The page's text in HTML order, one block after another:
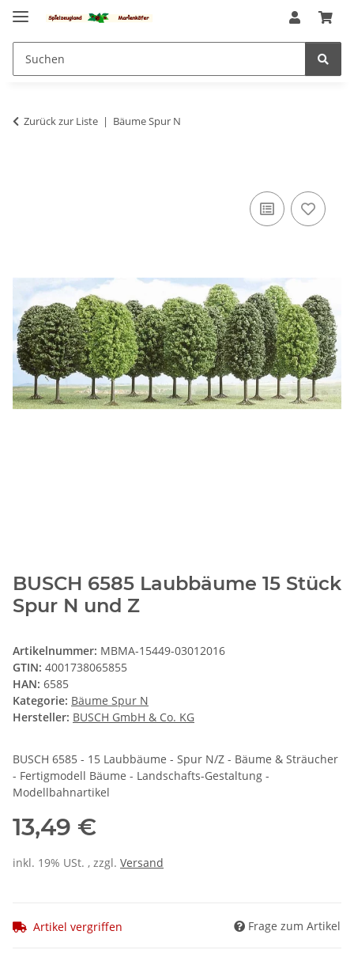
Zurück zur Liste Bäume Spur N
BUSCH 6585 Laubbäume 15 Stück
Spur N und Z
Artikelnummer: MBMA-15449-03012016
GTIN: 4001738065855
HAN: 6585
Kategorie: Bäume Spur N
Hersteller: BUSCH GmbH & Co. KG
BUSCH 6585 - 15 Laubbäume - Spur N/Z - Bäume & Sträucher
- Fertigmodell Bäume - Landschafts-Gestaltung -
Modellbahnartikel
13,49 €
inkl. 19% USt. , zzgl. Versand
Artikel vergriffen Frage zum Artikel